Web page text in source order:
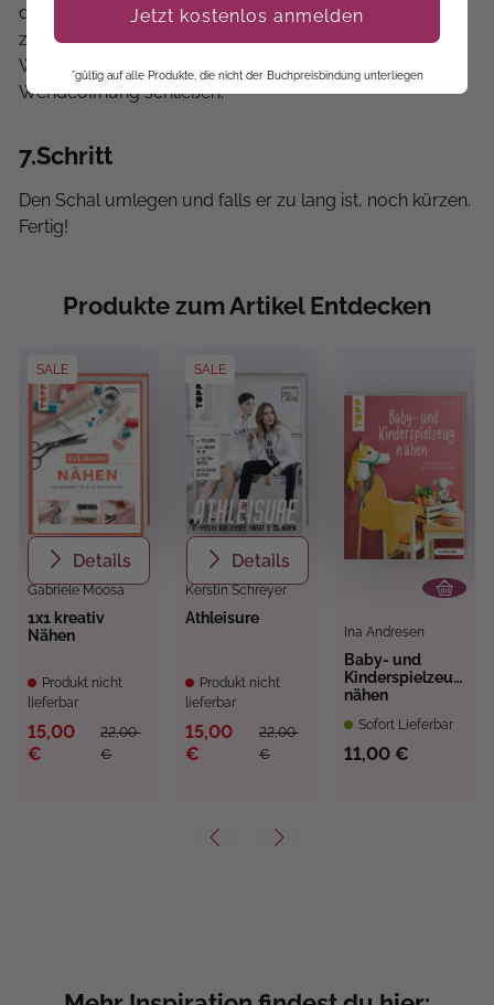
darauflegen. Nun Vorder- und Rückseite
zusammennähen, dabei eine Wendeöffnung lassen.
Wenden, den Teddy mit Füllwatte ausstopfen und die
Wendeöffnung schließen.
7.Schritt
Den Schal umlegen und falls er zu lang ist, noch kürzen.
Fertig!
Produkte zum Artikel Entdecken
SALE
Gabriele Moosa
1x1 kreativ
Nähen
Produkt nicht
lieferbar
22,00
€
15,00
€
Details
SALE
Kerstin Schreyer
Athleisure
Produkt nicht
lieferbar
22,00
€
15,00
€
Details
Ina Andresen
Baby- und
Kinderspielzeug
nähen
Sofort Lieferbar
11,00 €
Jetzt kostenlos anmelden
*gültig auf alle Produkte, die nicht der Buchpreisbindung unterliegen